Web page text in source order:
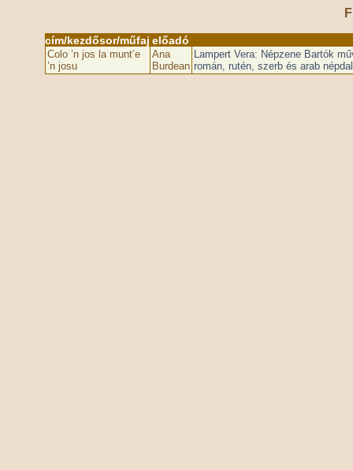
cím/kezdősor/műfaj előadó
Colo ’n jos la munt’e
’n josu
Ana
Burdean
Lampert Vera: Népzene Bartók
román, rutén, szerb és arab